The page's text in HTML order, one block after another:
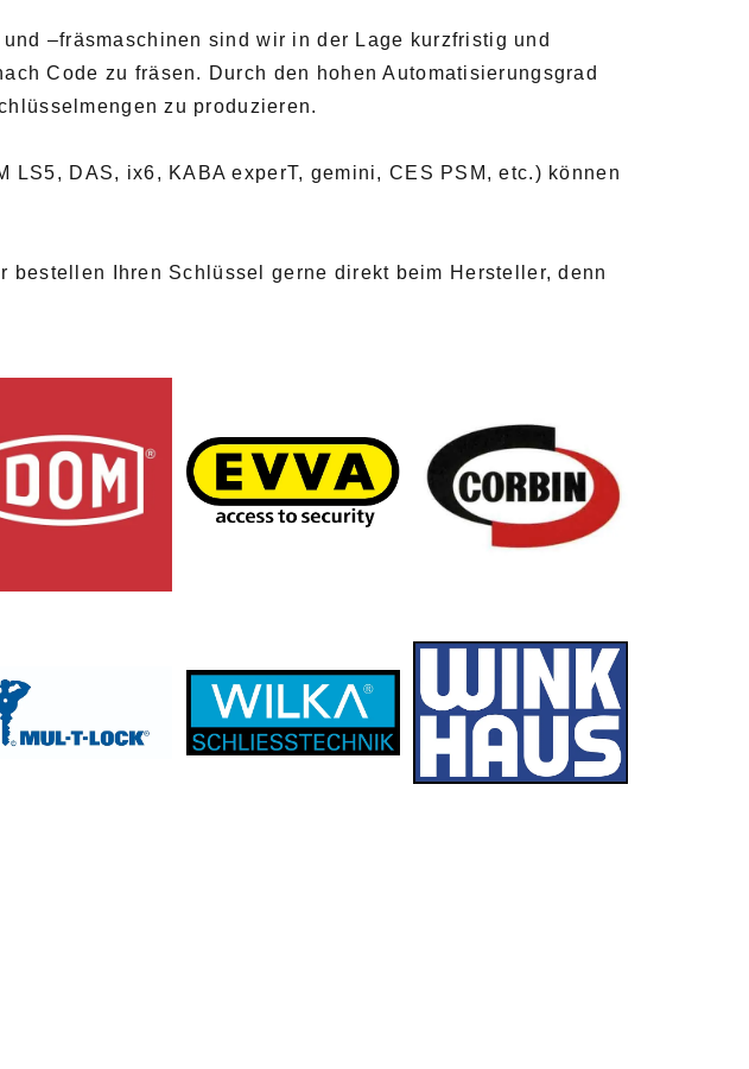
–fräsmaschinen sind wir in der Lage kurzfristig und
Code zu fräsen. Durch den hohen Automatisierungsgrad
zu produzieren.
DAS, ix6, KABA experT, gemini, CES PSM, etc.) können
bestellen Ihren Schlüssel gerne direkt beim Hersteller, denn